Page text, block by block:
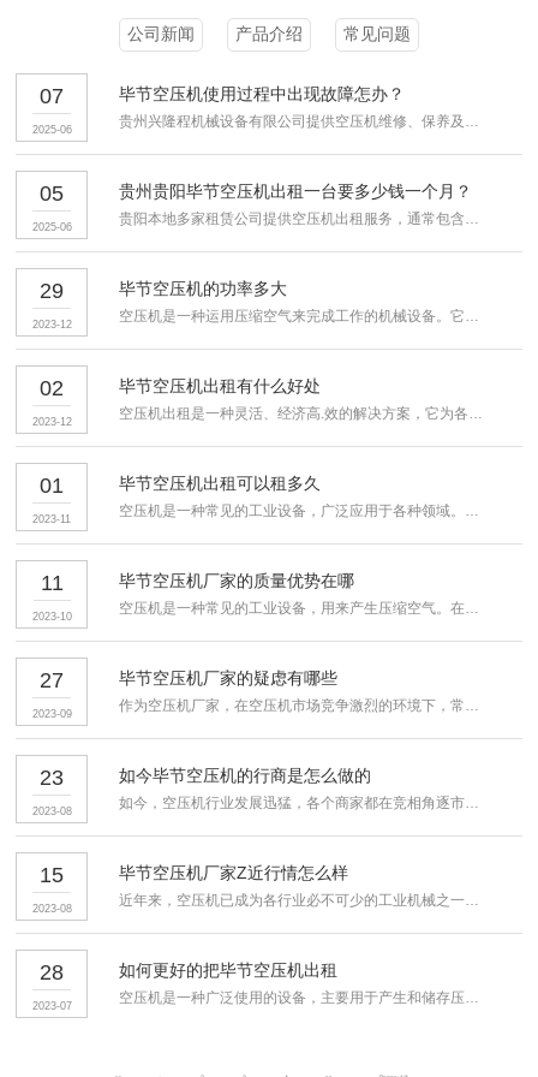
公司新闻 产品介绍 常见问题
07
2025-06
毕节空压机使用过程中出现故障怎办？
贵州兴隆程机械设备有限公司提供空压机维修、保养及配件更换服...
05
2025-06
贵州贵阳毕节空压机出租一台要多少钱一个月？
贵阳本地多家租赁公司提供空压机出租服务，通常包含运输、安装及...
29
2023-12
毕节空压机的功率多大
空压机是一种运用压缩空气来完成工作的机械设备。它通过将空气压...
02
2023-12
毕节空压机出租有什么好处
空压机出租是一种灵活、经济高.效的解决方案，它为各种工业领域...
01
2023-11
毕节空压机出租可以租多久
空压机是一种常见的工业设备，广泛应用于各种领域。对于某些企业...
11
2023-10
毕节空压机厂家的质量优势在哪
空压机是一种常见的工业设备，用来产生压缩空气。在选择空压机厂...
27
2023-09
毕节空压机厂家的疑虑有哪些
作为空压机厂家，在空压机市场竞争激烈的环境下，常常面临着诸多...
23
2023-08
如今毕节空压机的行商是怎么做的
如今，空压机行业发展迅猛，各个商家都在竞相角逐市场份额。然而...
15
2023-08
毕节空压机厂家Z近行情怎么样
近年来，空压机已成为各行业必不可少的工业机械之一。因此，空压...
28
2023-07
如何更好的把毕节空压机出租
空压机是一种广泛使用的设备，主要用于产生和储存压缩空气。由于...